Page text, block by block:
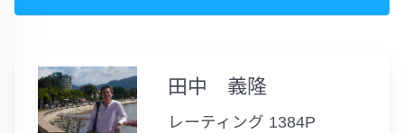
田中 義隆
レーティング 1384P